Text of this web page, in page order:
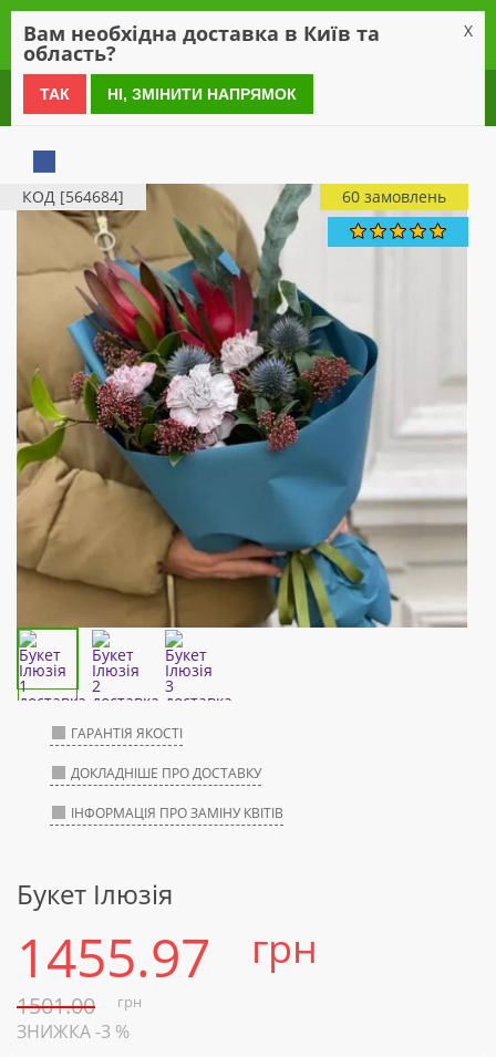
0 800 21 54 55
КОД [564684] 60 замовлень
ГАРАНТІЯ ЯКОСТІ
ДОКЛАДНІШЕ ПРО ДОСТАВКУ
ІНФОРМАЦІЯ ПРО ЗАМІНУ КВІТІВ
Букет Ілюзія
1455.97 грн
1501.00 грн
ЗНИЖКА -3 %
Вам необхідна доставка в Київ та
область?
X
ТАК НІ, ЗМІНИТИ НАПРЯМОК